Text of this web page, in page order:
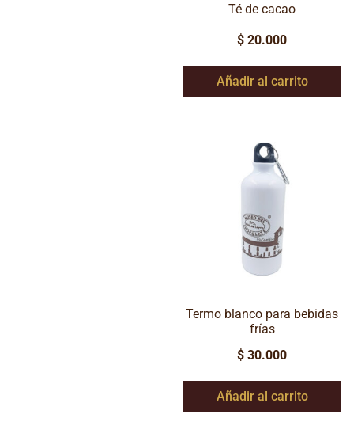
Té de cacao
$ 20.000
Añadir al carrito
Termo blanco para bebidas
frías
$ 30.000
Añadir al carrito